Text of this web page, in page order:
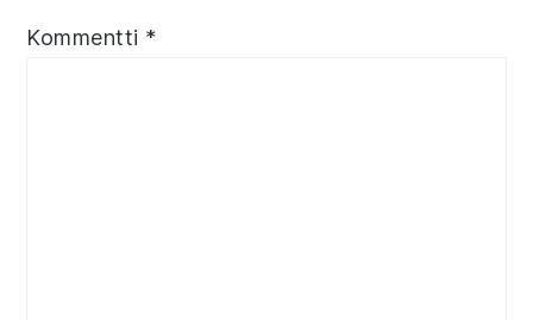
Kommentti *